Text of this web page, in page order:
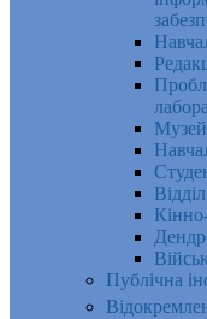
Публічна